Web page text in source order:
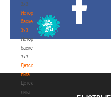
3х3
История
баскетбола
3х3
История
баскетбола
3х3
Детская
лига
Детская
лига